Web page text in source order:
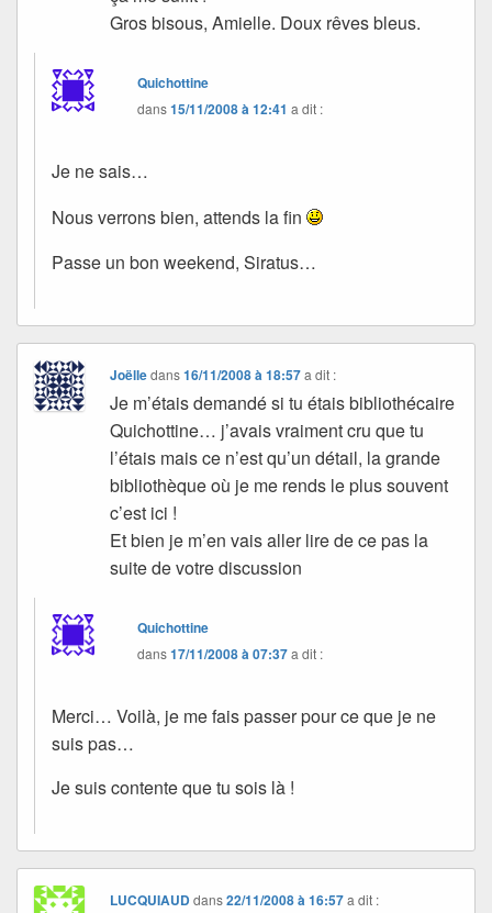
Gros bisous, Amielle. Doux rêves bleus.
Quichottine
dans15/11/2008 à 12:41 a dit :
Je ne sais…
Nous verrons bien, attends la fin
Passe un bon weekend, Siratus…
Joëlledans16/11/2008 à 18:57 a dit :
Je m’étais demandé si tu étais bibliothécaire
Quichottine… j’avais vraiment cru que tu
l’étais mais ce n’est qu’un détail, la grande
bibliothèque où je me rends le plus souvent
c’est ici !
Et bien je m’en vais aller lire de ce pas la
suite de votre discussion
Quichottine
dans17/11/2008 à 07:37a dit :
Merci… Voilà, je me fais passer pour ce que je ne
suis pas…
Je suis contente que tu sois là !
LUCQUIAUDdans22/11/2008 à 16:57 a dit :